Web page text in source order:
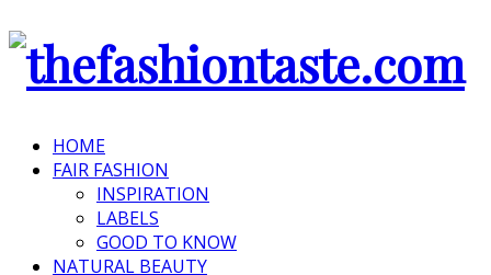
HOME
FAIR FASHION
INSPIRATION
LABELS
GOOD TO KNOW
NATURAL BEAUTY